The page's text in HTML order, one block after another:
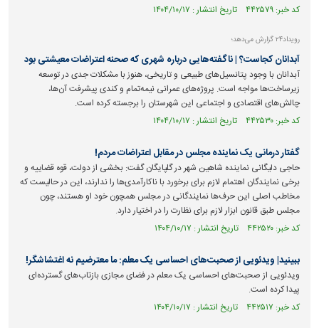
کد خبر: ۴۴۲۵۷۹ تاریخ انتشار : ۱۴۰۴/۱۰/۱۷
رویداد۲۴ گزارش می‌دهد؛
آبدانان کجاست؟ | ناگفته‌هایی درباره شهری که صحنه اعتراضات معیشتی بود
آبدانان با وجود پتانسیل‌های طبیعی و تاریخی، هنوز با مشکلات جدی در توسعه
زیرساخت‌ها مواجه است. پروژه‌های عمرانی نیمه‌تمام و کندی پیشرفت آن‌ها،
چالش‌های اقتصادی و اجتماعی این شهرستان را برجسته کرده است.
کد خبر: ۴۴۲۵۳۰ تاریخ انتشار : ۱۴۰۴/۱۰/۱۷
گفتار درمانی یک نماینده مجلس در مقابل اعتراضات مردم!
حاجی دلیگانی نماینده شاهین شهر در گلپایگان گفت: بخشی از دولت، قوه قضاییه و
برخی نمایندگان اهتمام لازم برای برخورد با ناکارآمدی‌ها را ندارند، این در حالیست که
مخاطب اصلی این حرف‌ها نمایندگانی در مجلس همچون خود او هستند، چون
مجلس طبق قانون ابزار لازم برای نظارت را در اختیار دارد.
کد خبر: ۴۴۲۵۲۰ تاریخ انتشار : ۱۴۰۴/۱۰/۱۷
ببینید| ویدئویی از صحبت‌های احساسی یک معلم: ما معترضیم نه اغتشاشگر!
ویدئویی از صحبت‌های احساسی یک معلم در فضای مجازی بازتاب‌های گسترده‌ای
پیدا کرده است.
کد خبر: ۴۴۲۵۱۷ تاریخ انتشار : ۱۴۰۴/۱۰/۱۷